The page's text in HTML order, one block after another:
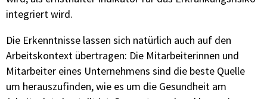
integriert wird.
Die Erkenntnisse lassen sich natürlich auch auf den
Arbeitskontext übertragen: Die Mitarbeiterinnen und
Mitarbeiter eines Unternehmens sind die beste Quelle
um herauszufinden, wie es um die Gesundheit am